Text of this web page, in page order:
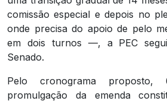
comissão especial e depois no
onde precisa do apoio de pelo
em dois turnos —, a PEC
Senado.
Pelo cronograma
promulgação da emenda